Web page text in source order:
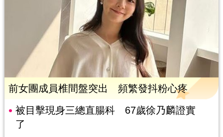
前女團成員椎間盤突出 頻繁發抖粉心疼
被目擊現身三總直腸科 67歲徐乃麟證實
了